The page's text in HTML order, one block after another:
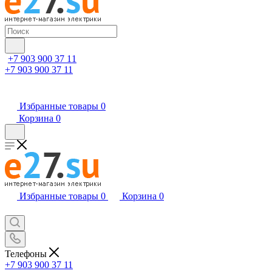
+7 903 900 37 11
+7 903 900 37 11
Избранные товары 0
Корзина 0
Избранные товары 0 Корзина 0
Телефоны
+7 903 900 37 11